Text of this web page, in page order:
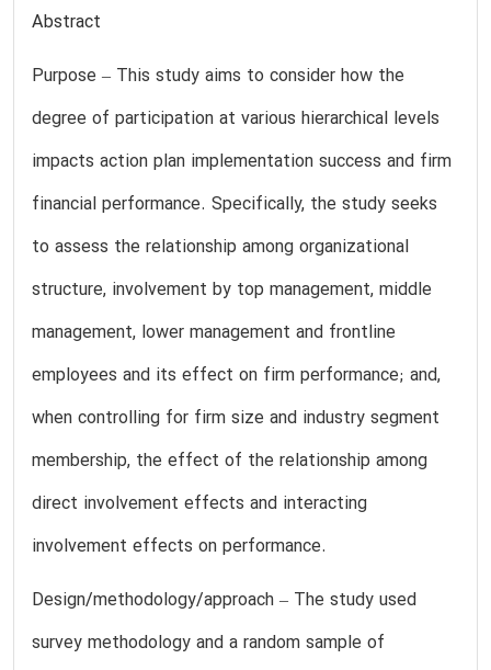
Abstract
Purpose – This study aims to consider how the
degree of participation at various hierarchical levels
impacts action plan implementation success and firm
financial performance. Specifically, the study seeks
to assess the relationship among organizational
structure, involvement by top management, middle
management, lower management and frontline
employees and its effect on firm performance; and,
when controlling for firm size and industry segment
membership, the effect of the relationship among
direct involvement effects and interacting
involvement effects on performance.
Design/methodology/approach – The study used
survey methodology and a random sample of